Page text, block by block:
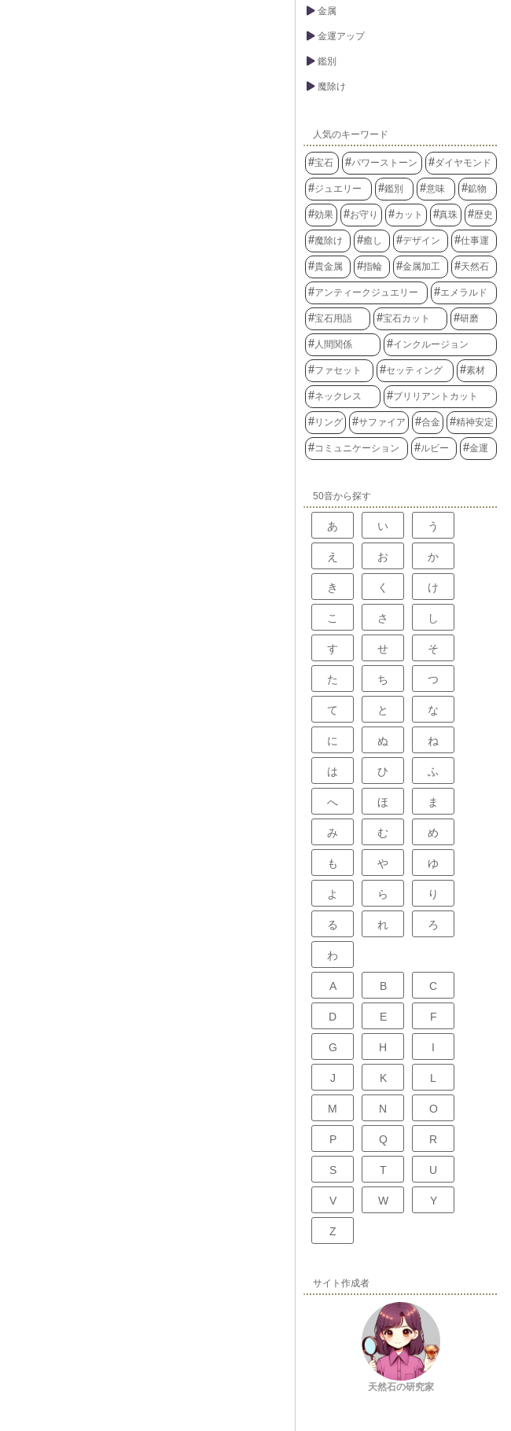
金属
金運アップ
鑑別
魔除け
人気のキーワード
宝石 パワーストーン ダイヤモンド
ジュエリー 鑑別 意味 鉱物
効果 お守り カット 真珠 歴史
魔除け 癒し デザイン 仕事運
貴金属 指輪 金属加工 天然石
アンティークジュエリー エメラルド
宝石用語 宝石カット 研磨
人間関係 インクルージョン
ファセット セッティング 素材
ネックレス ブリリアントカット
リング サファイア 合金 精神安定
コミュニケーション ルビー 金運
50音から探す
あ い う
え お か
き く け
こ さ し
す せ そ
た ち つ
て と な
に ぬ ね
は ひ ふ
へ ほ ま
み む め
も や ゆ
よ ら り
る れ ろ
わ
A B C
D E F
G H I
J K L
M N O
P Q R
S T U
V W Y
Z
サイト作成者
天然石の研究家